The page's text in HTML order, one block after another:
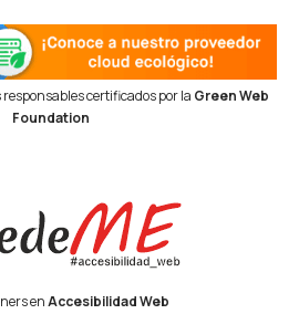
certificados por la Green Web
Foundation
enAccesibilidad Web